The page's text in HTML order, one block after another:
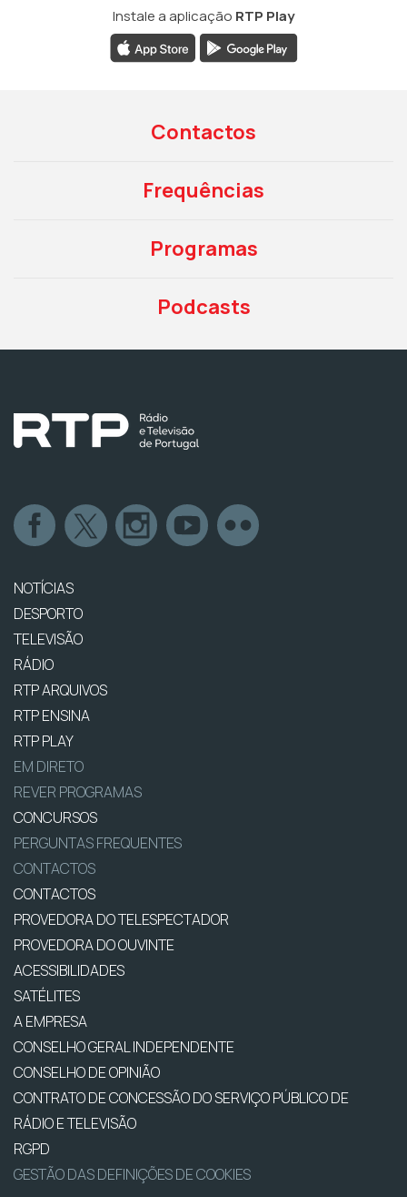
Instale a aplicação RTP Play
Contactos
Frequências
Programas
Podcasts
NOTÍCIAS
DESPORTO
TELEVISÃO
RÁDIO
RTP ARQUIVOS
RTP ENSINA
RTP PLAY
EM DIRETO
REVER PROGRAMAS
CONCURSOS
PERGUNTAS FREQUENTES
CONTACTOS
CONTACTOS
PROVEDORA DO TELESPECTADOR
PROVEDORA DO OUVINTE
ACESSIBILIDADES
SATÉLITES
A EMPRESA
CONSELHO GERAL INDEPENDENTE
CONSELHO DE OPINIÃO
CONTRATO DE CONCESSÃO DO SERVIÇO PÚBLICO DE
RÁDIO E TELEVISÃO
RGPD
GESTÃO DAS DEFINIÇÕES DE COOKIES